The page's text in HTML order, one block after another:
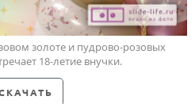
золоте и пудрово-розовых
18-летие внучки.